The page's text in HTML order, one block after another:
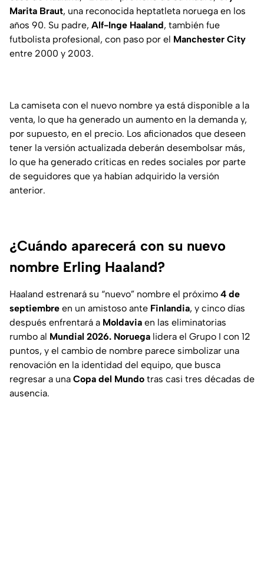
Marita Braut, una reconocida heptatleta noruega en los
años 90. Su padre, Alf-Inge Haaland, también fue
futbolista profesional, con paso por el Manchester City
entre 2000 y 2003.
La camiseta con el nuevo nombre ya está disponible a la
venta, lo que ha generado un aumento en la demanda y,
por supuesto, en el precio. Los aficionados que deseen
tener la versión actualizada deberán desembolsar más,
lo que ha generado críticas en redes sociales por parte
de seguidores que ya habían adquirido la versión
anterior.
¿Cuándo aparecerá con su nuevo
nombre Erling Haaland?
Haaland estrenará su “nuevo” nombre el próximo 4 de
septiembre en un amistoso ante Finlandia, y cinco días
después enfrentará a Moldavia en las eliminatorias
rumbo al Mundial 2026. Noruega lidera el Grupo I con 12
puntos, y el cambio de nombre parece simbolizar una
renovación en la identidad del equipo, que busca
regresar a una Copa del Mundo tras casi tres décadas de
ausencia.